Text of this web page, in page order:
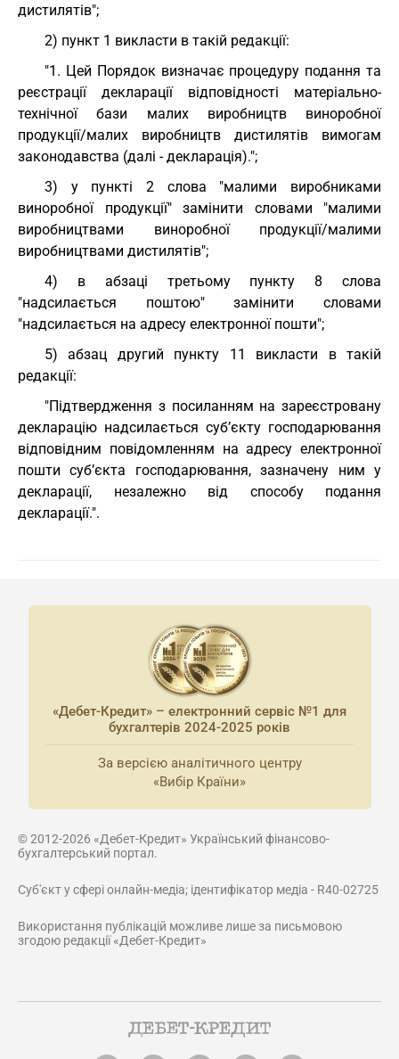
дистилятів";
2) пункт 1 викласти в такій редакції:
"1. Цей Порядок визначає процедуру подання та
реєстрації декларації відповідності матеріально-
технічної бази малих виробництв виноробної
продукції/малих виробництв дистилятів вимогам
законодавства (далі - декларація).";
3) у пункті 2 слова "малими виробниками
виноробної продукції" замінити словами "малими
виробництвами виноробної продукції/малими
виробництвами дистилятів";
4) в абзаці третьому пункту 8 слова
"надсилається поштою" замінити словами
"надсилається на адресу електронної пошти";
5) абзац другий пункту 11 викласти в такій
редакції:
"Підтвердження з посиланням на зареєстровану
декларацію надсилається суб’єкту господарювання
відповідним повідомленням на адресу електронної
пошти суб’єкта господарювання, зазначену ним у
декларації, незалежно від способу подання
декларації.".
«Дебет-Кредит» – електронний сервіс №1 для
бухгалтерів 2024-2025 років
За версією аналітичного центру
«Вибір Країни»
© 2012-2026 «Дебет-Кредит» Український фінансово-
бухгалтерський портал.
Суб'єкт у сфері онлайн-медіа; ідентифікатор медіа - R40-02725
Використання публікацій можливе лише за письмовою
згодою редакції «Дебет-Кредит»